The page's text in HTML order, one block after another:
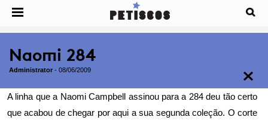
Naomi 284
Administrator - 08/06/2009
A linha que a Naomi Campbell assinou para a 284 deu tão certo
que acabou de chegar por aqui a sua segunda coleção. O corte